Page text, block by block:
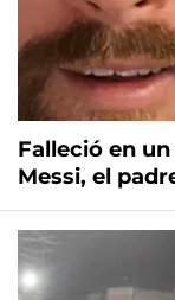
Falleció en
Messi, el